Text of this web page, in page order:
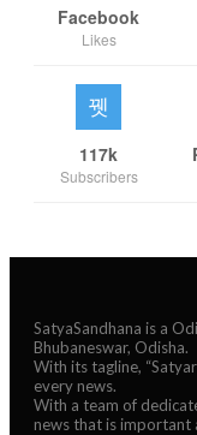
Facebook
Likes
117k
Subscribers
SatyaSandhana is a
Bhubaneswar, Odisha.
With its tagline,
every news.
With a team of
news that is important